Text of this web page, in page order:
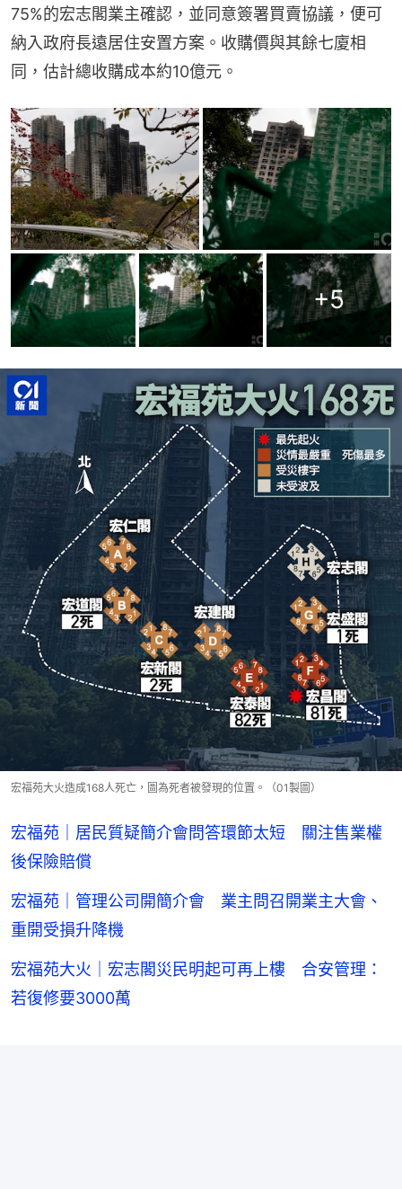
75%的宏志閣業主確認，並同意簽署買賣協議，便可
納入政府長遠居住安置方案。收購價與其餘七廈相
同，估計總收購成本約10億元。
+5
宏福苑大火造成168人死亡，圖為死者被發現的位置。（01製圖）
宏福苑｜居民質疑簡介會問答環節太短 關注售業權
後保險賠償
宏福苑｜管理公司開簡介會 業主問召開業主大會、
重開受損升降機
宏福苑大火｜宏志閣災民明起可再上樓 合安管理：
若復修要3000萬